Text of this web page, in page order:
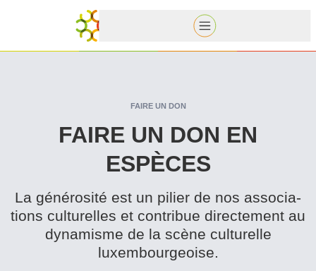
FAIRE UN DON
FAIRE UN DON EN
ESPÈCES
La générosité est un pilier de nos asso­ci­a­
tions culturelles et contribue directement au
dynamisme de la scène culturelle
luxembourgeoise.